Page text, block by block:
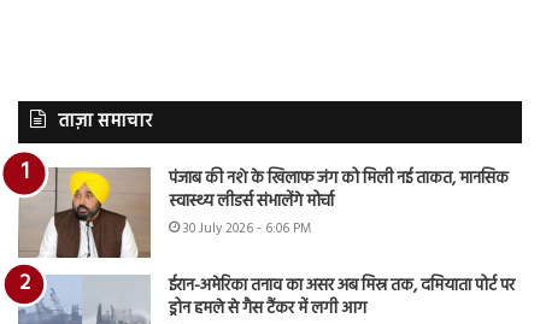
ताज़ा समाचार
पंजाब की नशे के खिलाफ जंग को मिली नई ताकत, मानसिक
स्वास्थ्य लीडर्स संभालेंगे मोर्चा
30 July 2026 - 6:06 PM
ईरान-अमेरिका तनाव का असर अब मिस्र तक, दमियाता पोर्ट पर
ड्रोन हमले से गैस टैंकर में लगी आग